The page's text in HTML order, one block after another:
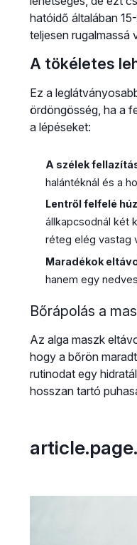
hatóidő általában
teljesen rugalmassá
A tökéletes
Ez a
ördöngösség, ha a
a lépéseket:
A szélek
halántéknál és a
Lentről felfelé
állkapcsodnál két
réteg elég vastag
Maradékok
hanem egy
Bőrápolás a
Az alga maszk
hogy a bőrön
rutinodat egy
hosszan tartó